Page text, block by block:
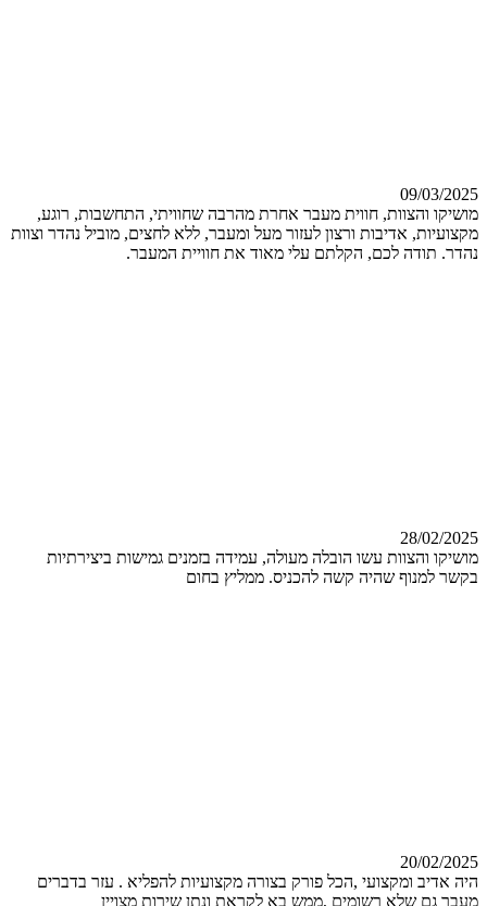
09/03/2025
מושיקו והצוות, חווית מעבר אחרת מהרבה שחוויתי, התחשבות, רוגע,
מקצועיות, אדיבות ורצון לעזור מעל ומעבר, ללא לחצים, מוביל נהדר וצוות
נהדר. תודה לכם, הקלתם עלי מאוד את חוויית המעבר.
28/02/2025
מושיקו והצוות עשו הובלה מעולה, עמידה בזמנים גמישות ביצירתיות
בקשר למנוף שהיה קשה להכניס. ממליץ בחום
20/02/2025
היה אדיב ומקצועי ,הכל פורק בצורה מקצועיות להפליא . עזר בדברים
מעבר גם שלא רשומים ,ממש בא לקראת ונתן שירות מצויין